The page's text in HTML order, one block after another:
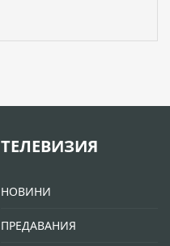
ТЕЛЕВИЗИЯ
НОВИНИ
ПРЕДАВАНИЯ